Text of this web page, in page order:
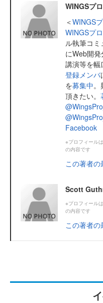
WINGSプ
＜WINGS
WINGSプ
ル執筆コ
にWeb開発
講演等を
登録メンバ
を募集中
頂きたい。
Facebook
※プロフィール
の内容です
この著者
Scott
※プロフィール
の内容です
この著者